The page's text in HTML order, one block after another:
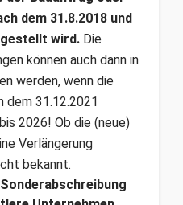
dem 31.8.2018 und
wird. Die
können auch dann in
werden, wenn die
dem 31.12.2021
2026! Ob die (neue)
Verlängerung
bekannt.